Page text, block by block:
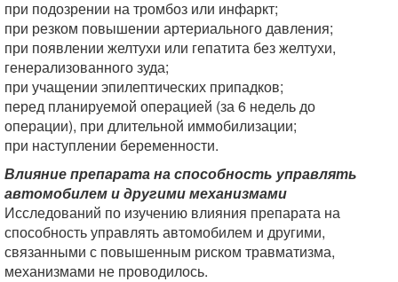
при подозрении на тромбоз или инфаркт;
при резком повышении артериального давления;
при появлении желтухи или гепатита без желтухи,
генерализованного зуда;
при учащении эпилептических припадков;
перед планируемой операцией (за 6 недель до
операции), при длительной иммобилизации;
при наступлении беременности.
Влияние препарата на способность управлять
автомобилем и другими механизмами
Исследований по изучению влияния препарата на
способность управлять автомобилем и другими,
связанными с повышенным риском травматизма,
механизмами не проводилось.